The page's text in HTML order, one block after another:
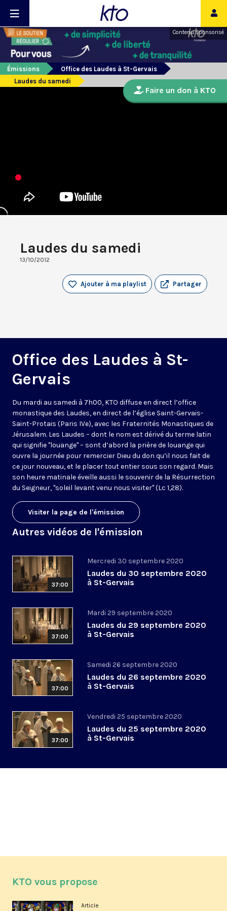
Contenu sponsorisé
Émissions
Office des Laudes à St-Gervais
Laudes du samedi
Laudes du samedi
13/10/2012
Partager
Ajouter à ma playlist
Office des Laudes à St-
Gervais
Du mardi au samedi à 7h00, KTO diffuse en direct l’office
monastique des Laudes, en direct de l’église Saint-Gervais-
Saint-Protais (Paris IVe), avec les Fraternités Monastiques de
Jérusalem. Les Laudes – dont le nom est dérivé du terme latin
qui signifie "louange" – sont d’abord la prière de louange qui
ouvre la journée pour remercier Dieu du don qu’il nous fait de
ce jour nouveau, et le placer tout entier sous son regard. Mais
son heure matinale éveille aussi le souvenir de la Résurrection
du Seigneur, "soleil levant venu nous visiter" (Lc 1,28).
Visiter la page de l'émission
Autres vidéos de l'émission
37:00
Mercredi 30 septembre 2020
Laudes du 30 septembre 2020
à St-Gervais
37:00
Mardi 29 septembre 2020
Laudes du 29 septembre 2020
à St-Gervais
37:00
Samedi 26 septembre 2020
Laudes du 26 septembre 2020
à St-Gervais
37:00
Vendredi 25 septembre 2020
Laudes du 25 septembre 2020
à St-Gervais
Faire un don à KTO
KTO vous propose
Article